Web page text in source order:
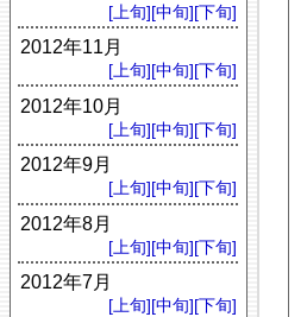
[上旬][中旬][下旬]
2012年11月
[上旬][中旬][下旬]
2012年10月
[上旬][中旬][下旬]
2012年9月
[上旬][中旬][下旬]
2012年8月
[上旬][中旬][下旬]
2012年7月
[上旬][中旬][下旬]